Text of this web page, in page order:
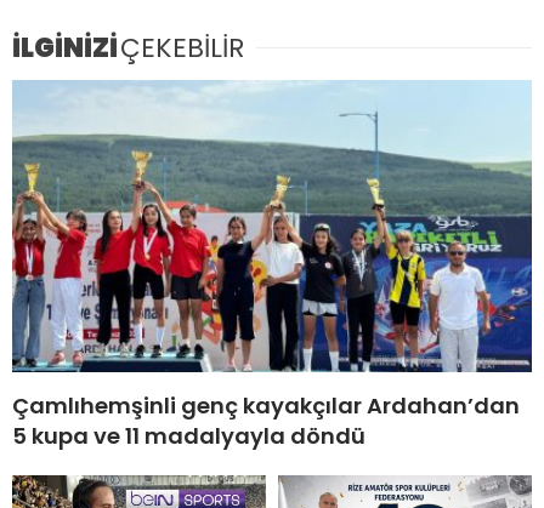
İLGİNİZİÇEKEBİLİR
Çamlıhemşinli genç kayakçılar Ardahan’dan
5 kupa ve 11 madalyayla döndü